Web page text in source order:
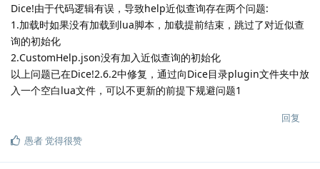
Dice!由于代码逻辑有误，导致help近似查询存在两个问题:
1.加载时如果没有加载到lua脚本，加载提前结束，跳过了对近似查
询的初始化
2.CustomHelp.json没有加入近似查询的初始化
以上问题已在Dice!2.6.2中修复，通过向Dice目录plugin文件夹中放
入一个空白lua文件，可以不更新的前提下规避问题1
回复
愚者觉得很赞